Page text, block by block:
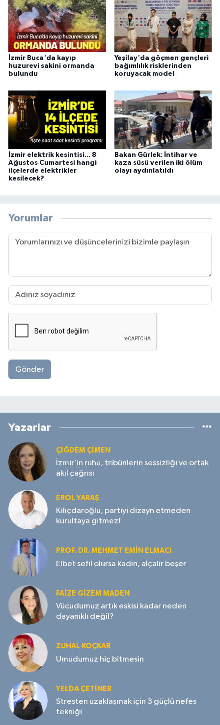
İzmir Buca'da kayıp
huzurevi sakini ormanda
bulundu
Yeşilay'da göçmen gençleri
bağımlılık risklerinden
koruyacak model
İzmir elektrik kesintisi... 8
Ağustos Cumartesi hangi
ilçelerde elektrikler
kesilecek?
Bakan Gürlek: İntihar ve
kaza süsü verilen iki ölüm
olayı aydınlatıldı
Yorumlar
Gönder
Yazarlar
ÇIĞDEM ÇIMEN
İzmir’in ruhu, tribünlerin sessizliği ve ortak
akıl çağrısı
EROL YARAŞ
Kılıçdaroğlu, partiyi dizayn etmeden
kurultaya gitmez!
PROF. DR. MEHMET EMIN ELMACI
Elbet sefil olursa kadın, alçalır beşer
FAIZE GIZEM MADEN
Vücudumuz artık eskisi kadar neden
dayanıklı değil?
ZUHAL KOÇKAR
Umudumuz hiç bitmesin
YELDA ÇETİNER
Stresten uzaklaşmak için 3 güçlü nefes
tekniği